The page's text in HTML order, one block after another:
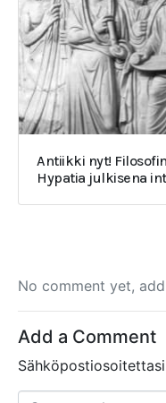
Antiikki nyt!
Hypatia julkisena
No comment yet,
Add a Comment